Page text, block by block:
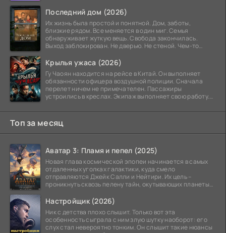
Последний дом (2026)
Их жизнь была простой и понятной. Дом, заботы,
близкие рядом. Все меняется в один миг. Семья
обнаруживает жуткую вещь. Свобода закончилась.
Выход заблокирован. Не дверью. Не стеной. Чем-то
Крылья ужаса (2026)
Гу Чаоян находится на рейсе в Китай. Он выполняет
обязанности офицера воздушной полиции. Сначала
перелет ничем не примечателен. Пассажиры
устроились в креслах. Экипаж выполняет свою работу.
Топ за месяц
Аватар 3: Пламя и пепел (2025)
Новая глава космической эпопеи начинается в самых
отдаленных уголках галактики, куда смело
отправляются Джейк Салли и Нейтири. Их цель –
проникнуть сквозь пелену тайн, окутывающих планеты
Настройщик (2026)
Ник с детства плохо слышит. Только вот эта
особенность сыграла с ним злую шутку наоборот: его
слух стал невероятно тонким. Он слышит такие нюансы